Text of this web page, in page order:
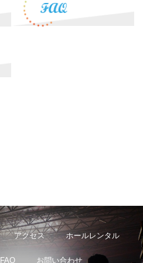
アクセス ホールレンタル
FAQ お問い合わせ